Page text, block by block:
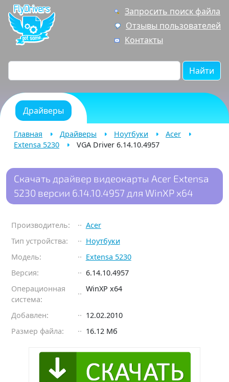
Запросить поиск файла
Отзывы пользователей
Контакты
Найти
Драйверы
Главная Драйверы Ноутбуки
Acer
Extensa 5230
VGA Driver 6.14.10.4957
Скачать драйвер видеокарты Acer Extensa
5230 версии 6.14.10.4957 для WinXP x64
Производитель:
Acer
Тип устройства:
Ноутбуки
Модель:
Extensa 5230
Версия:
6.14.10.4957
Операционная
система:
WinXP x64
Добавлен:
12.02.2010
Размер файла:
16.12 Мб